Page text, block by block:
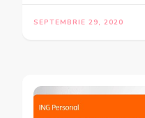
SEPTEMBRIE 29, 2020